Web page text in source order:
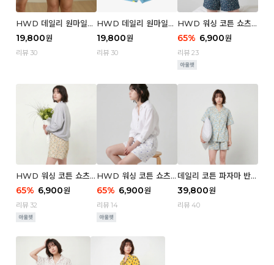
HWD 데일리 원마일
쇼츠 - 03 Poodle (우
먼)
19,800원
리뷰 30
HWD 데일리 원마일
쇼츠 - 02 Chouchou
(우먼)
19,800원
리뷰 30
HWD 워싱 코튼 쇼츠
(우먼) - 03 Berry tre
e
65% 6,900원
리뷰 23
HWD 워싱 코튼 쇼츠
(우먼) - 02 Retro flo
wer
65% 6,900원
리뷰 32
HWD 워싱 코튼 쇼츠
(우먼) - 01 Blue whal
e
65% 6,900원
리뷰 14
데일리 코튼 파자마 반팔
세트 (우먼) - 03 Sum
mer lane
39,800원
리뷰 40